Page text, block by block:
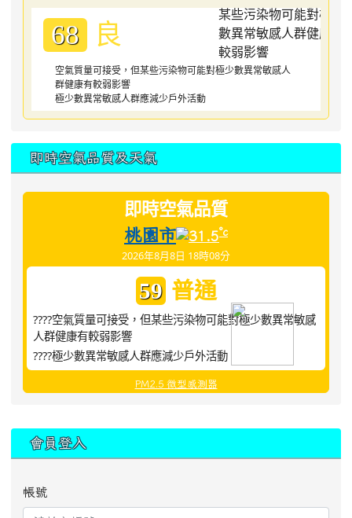
68 良
空氣質量可接受，但某些污染物可能對極少數異常敏感人
群健康有較弱影響
極少數異常敏感人群應減少戶外活動
即時空氣品質及天氣
即時空氣品質
桃園市 31.5°c
2026年8月8日 18時08分
59 普通
????空氣質量可接受，但某些污染物可能對極少數異常敏感
人群健康有較弱影響
????極少數異常敏感人群應減少戶外活動
PM2.5 微型感測器
會員登入
帳號